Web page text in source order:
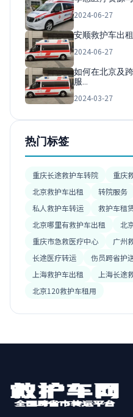
2024-06-27
安顺救护车出
2024-06-27
如何在北京及
服…
2024-03-27
热门标签
重庆长途救护车转院 重庆
北京救护车出租
转院服务
私人救护车转运
救护车租
北京哪里有救护车出租
北
重庆市急救医疗中心
广州
长途医疗转运
伤员跨省护
上海救护车出租
上海长途
北京120救护车租用